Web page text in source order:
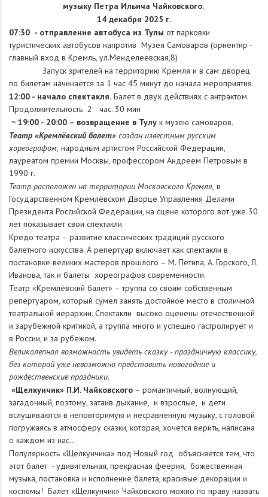
музыку Петра Ильича Чайковского.
14 декабря 2025 г.
07:30 - отправление автобуса из Тулы от парковки
туристических автобусов напротив Музея Самоваров (ориентир -
главный вход в Кремль, ул.Менделеевская,8)
Запуск зрителей на территорию Кремля и в сам дворец
по билетам начинается за 1 час 45 минут до начала мероприятия.
12:00 - начало спектакля. Балет в двух действиях с антрактом.
Продолжительность 2 час. 30 мин
~ 19:00 - 20:00 – возвращение в Тулу к музею самоваров.
Театр «Кремлёвский балет» создан известным русским
хореографом, народным артистом Российской Федерации,
лауреатом премии Москвы, профессором Андреем Петровым в
1990 г.
Театр расположен на территории Московского Кремля, в
Государственном Кремлёвском Дворце Управления Делами
Президента Российской Федерации, на сцене которого вот уже 30
лет показывает свои спектакли.
Кредо театра – развитие классических традиций русского
балетного искусства. А репертуар включает как спектакли в
постановке великих мастеров прошлого – М. Петипа, А. Горского, Л.
Иванова, так и балеты хореографов современности.
Театр «Кремлёвский балет» – труппа со своим собственным
репертуаром, который сумел занять достойное место в столичной
театральной иерархии. Спектакли высоко оценены отечественной
и зарубежной критикой, а труппа много и успешно гастролирует и
в России, и за рубежом.
Великолепная возможность увидеть сказку - праздничную классику,
без которой уже невозможно представить новогодние и
рождественские праздники.
«Щелкунчик» П.И. Чайковского – романтичный, волнующий,
загадочный, поэтому, затаив дыхание, и взрослые, и дети
вслушиваются в неповторимую и несравненную музыку, с головой
погружаясь в атмосферу сказки, которая, хочется верить, написана
о каждом из нас…
Популярность «Щелкунчика» под Новый год объясняется тем, что
этот балет - удивительная, прекрасная феерия, божественная
музыка, постановка и исполнение балета, красивые декорации и
костюмы! Балет «Щелкунчик» Чайковского можно по праву назвать